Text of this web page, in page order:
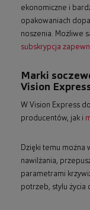
ekonomiczne i
opakowaniach
noszenia. Możliwe
subskrypcja
Marki
Vision
W Vision Express
producentów, jak i
Dzięki temu można
nawilżania,
parametrami
potrzeb, stylu życia